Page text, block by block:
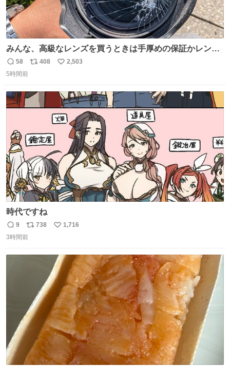
みんな、高級なレンズを買うときは手厚めの保証かレンズ
保護フィルターをちゃんと付けておくんだぞ、お兄さんと
返
信
58
リ
ト
数
408
い
数
2,503
5時間前
時代ですね
返
信
9
リ
ポ
738
い
数
1,716
3時間前